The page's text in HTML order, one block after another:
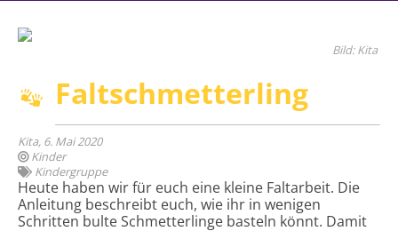
Kita
Faltschmetterling
Kita, 6. Mai 2020
Kinder
Kindergruppe
Heute haben wir für euch eine kleine Faltarbeit. Die
Anleitung beschreibt euch, wie ihr in wenigen
Schritten bulte Schmetterlinge basteln könnt. Damit